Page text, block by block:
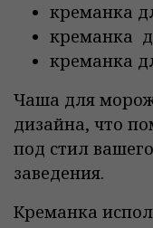
креманка
креманка
креманка
Чаша для
дизайна, что
под стил
заведения.
Креманка